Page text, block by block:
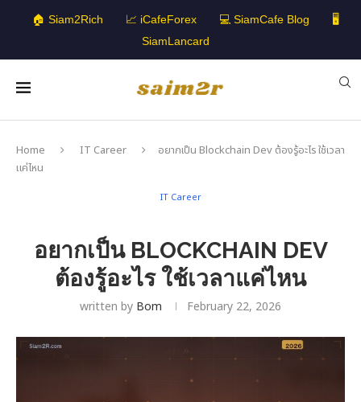
🏠 Siam2Rich 📈 iCafeForex 💻 SiamCafe Blog
🖥️
SiamLancard
Home IT Career
อยากเป็น Blockchain Dev ต้องรู้อะไร ใช้เวลา
แค่ไหน
IT Career
อยากเป็น BLOCKCHAIN DEV
ต้องรู้อะไร ใช้เวลาแค่ไหน
written by Bom February 22, 2026